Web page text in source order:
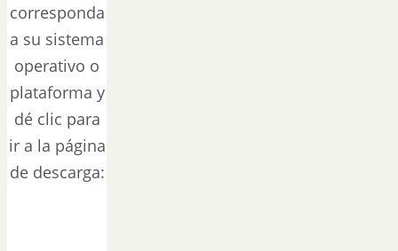
corresponda
a su sistema
operativo o
plataforma y
dé clic para
ir a la página
de descarga: